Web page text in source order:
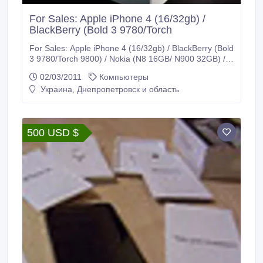
For Sales: Apple iPhone 4 (16/32gb) /
BlackBerry (Bold 3 9780/Torch
For Sales: Apple iPhone 4 (16/32gb) / BlackBerry (Bold
3 9780/Torch 9800) / Nokia (N8 16GB/ N900 32GB) /
products such as laptops, m0bile phones, plasma and
LCD TVs, MP3 and MP4 players, video game
02/03/2011
Компьютеры
Украина, Днепропетровск и область
500 USD $